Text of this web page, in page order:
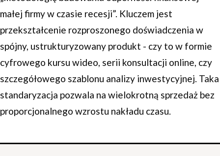
małej firmy w czasie recesji”. Kluczem jest
przekształcenie rozproszonego doświadczenia w
spójny, ustrukturyzowany produkt - czy to w formie
cyfrowego kursu wideo, serii konsultacji online, czy
szczegółowego szablonu analizy inwestycyjnej. Taka
standaryzacja pozwala na wielokrotną sprzedaż bez
proporcjonalnego wzrostu nakładu czasu.